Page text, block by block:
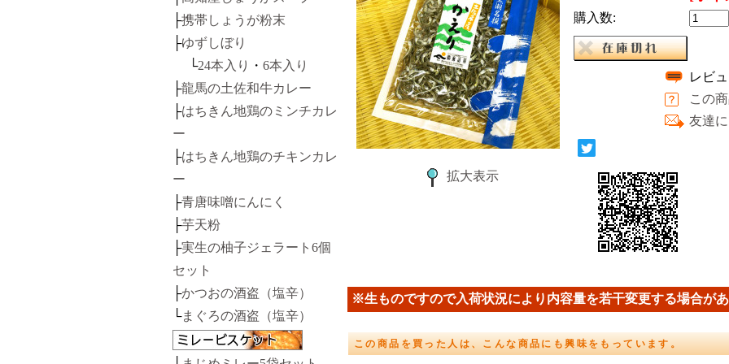
├携帯しょうが粉末
├ゆずしぼり
└24本入り ・ 6本入り
├龍馬の土佐和牛カレー
├はちきん地鶏のミンチカレ
ー
├はちきん地鶏のチキンカレ
ー
├青唐味噌にんにく
├芋天粉
├実生の柚子ジェラート6個
セット
├かつおの酒盗（塩辛）
└まぐろの酒盗（塩辛）
拡大表示
購入数:
レビ
この
友達
※生ものですので入荷状況により内容量を若干変更する場合が
この商品を買った人は、こんな商品にも興味をもっています。